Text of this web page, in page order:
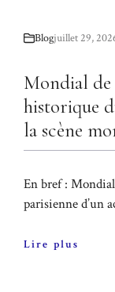
Blogjuillet 29,
Mondial de
historique
la scène
En bref : Mondial
parisienne d’un
Lire plus